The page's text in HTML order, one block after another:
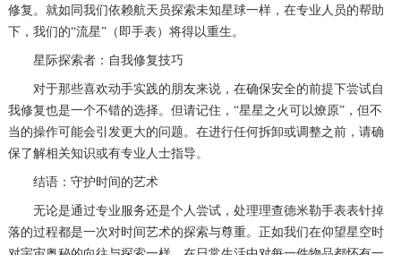
修复。就如同我们依赖航天员探索未知星球一样，在专业人员的帮助
下，我们的“流星”（即手表）将得以重生。
星际探索者：自我修复技巧
对于那些喜欢动手实践的朋友来说，在确保安全的前提下尝试自
我修复也是一个不错的选择。但请记住，“星星之火可以燎原”，但不
当的操作可能会引发更大的问题。在进行任何拆卸或调整之前，请确
保了解相关知识或有专业人士指导。
结语：守护时间的艺术
无论是通过专业服务还是个人尝试，处理理查德米勒手表表针掉
落的过程都是一次对时间艺术的探索与尊重。正如我们在仰望星空时